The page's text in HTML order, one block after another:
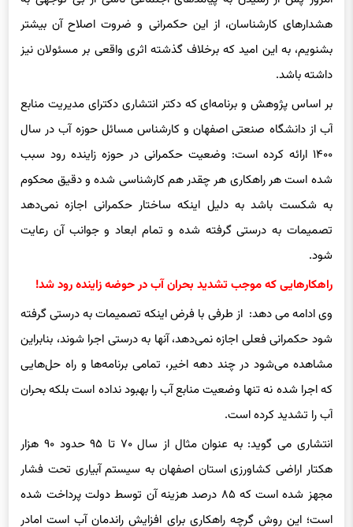
امروز پس از رسیدن به پیامدهای اجتماعی ناشی از بی توجهی به
هشدارهای کارشناسان، از این حکمرانی و ضروت اصلاح آن بیشتر
بشنویم، به این امید که برخلاف گذشته اثری واقعی بر مسئولان نیز
داشته باشد.
بر اساس پژوهش و برنامه‌ای که دکتر انتشاری دکترای مدیریت منابع
آب از دانشگاه صنعتی اصفهان و کارشناس مسائل حوزه آب در سال
۱۴۰۰ ارائه کرده است: وضعیت حکمرانی در حوزه زاینده رود سبب
شده است هر راهکاری هر چقدر هم کارشناسی شده و دقیق محکوم
به شکست باشد به دلیل اینکه ساختار حکمرانی اجازه نمی‌دهد
تصمیمات به درستی گرفته شده و تمام ابعاد و جوانب آن رعایت
شود.
راهکارهایی که موجب تشدید بحران آب در حوضه زاینده رود شد!
وی ادامه می دهد: از طرفی با فرض اینکه تصمیمات به درستی گرفته
شود حکمرانی فعلی اجازه نمی‌دهد، آنها به درستی اجرا شوند، بنابراین
مشاهده می‌شود در چند دهه اخیر، تمامی برنامه‌ها و راه حل‌هایی
که اجرا شده نه تنها وضعیت منابع آب را بهبود نداده است بلکه بحران
آب را تشدید کرده است.
انتشاری می گوید: به عنوان مثال از سال ۷۰ تا ۹۵ حدود ۹۰ هزار
هکتار اراضی کشاورزی استان اصفهان به سیستم آبیاری تحت فشار
مجهز شده است که ۸۵ درصد هزینه آن توسط دولت پرداخت شده